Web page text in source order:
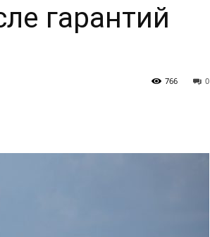
гарантий
0
766